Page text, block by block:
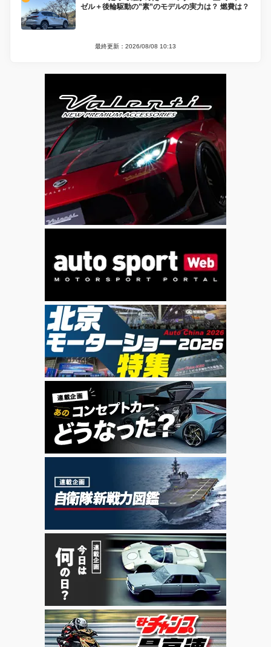
ゼル＋後輪駆動の”素”のモデルの実力は？ 燃費は？
最終更新：2026/08/08 10:13